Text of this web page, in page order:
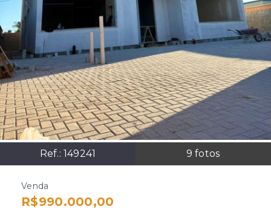
Ref.: 149241 9 fotos
Venda
R$990.000,00